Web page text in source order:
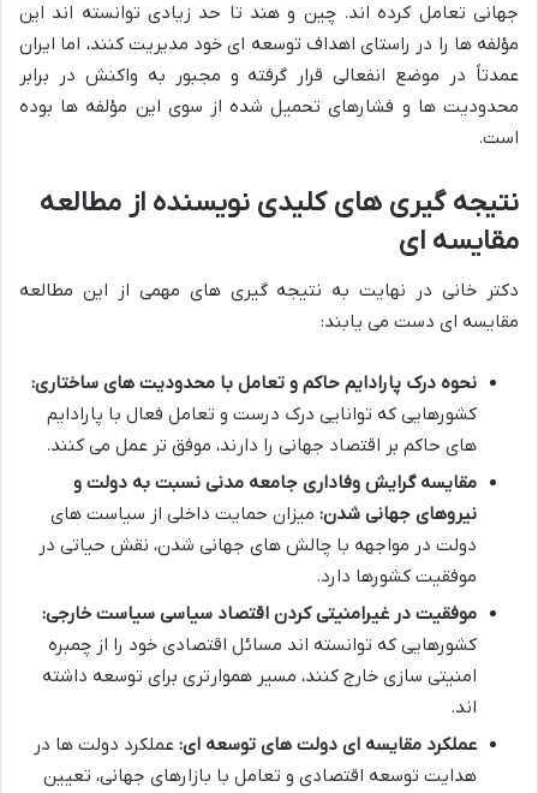
جهانی تعامل کرده اند. چین و هند تا حد زیادی توانسته اند این
مؤلفه ها را در راستای اهداف توسعه ای خود مدیریت کنند، اما ایران
عمدتاً در موضع انفعالی قرار گرفته و مجبور به واکنش در برابر
محدودیت ها و فشارهای تحمیل شده از سوی این مؤلفه ها بوده
است.
نتیجه گیری های کلیدی نویسنده از مطالعه
مقایسه ای
دکتر خانی در نهایت به نتیجه گیری های مهمی از این مطالعه
مقایسه ای دست می یابند:
نحوه درک پارادایم حاکم و تعامل با محدودیت های ساختاری:
کشورهایی که توانایی درک درست و تعامل فعال با پارادایم
های حاکم بر اقتصاد جهانی را دارند، موفق تر عمل می کنند.
مقایسه گرایش وفاداری جامعه مدنی نسبت به دولت و
نیروهای جهانی شدن: میزان حمایت داخلی از سیاست های
دولت در مواجهه با چالش های جهانی شدن، نقش حیاتی در
موفقیت کشورها دارد.
موفقیت در غیرامنیتی کردن اقتصاد سیاسی سیاست خارجی:
کشورهایی که توانسته اند مسائل اقتصادی خود را از چمبره
امنیتی سازی خارج کنند، مسیر هموارتری برای توسعه داشته
اند.
عملکرد مقایسه ای دولت های توسعه ای: عملکرد دولت ها در
هدایت توسعه اقتصادی و تعامل با بازارهای جهانی، تعیین